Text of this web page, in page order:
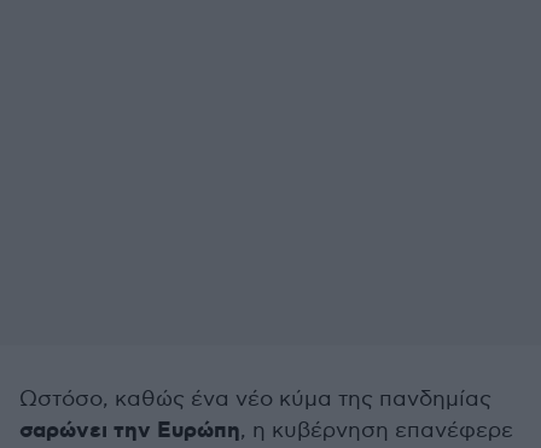
Ωστόσο, καθώς ένα νέο κύμα της πανδημίας
σαρώνει την Ευρώπη, η κυβέρνηση επανέφερε